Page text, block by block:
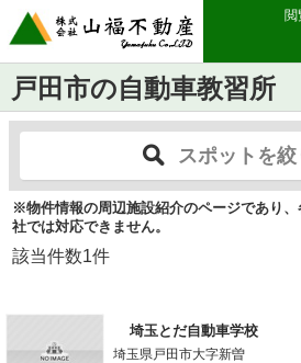
閲
戸田市の自動車教習所
スポットを
※物件情報の周辺施設紹介のページであり
社では対応できません。
該当件数1件
埼玉とだ自動車学校
埼玉県戸田市大字新曽